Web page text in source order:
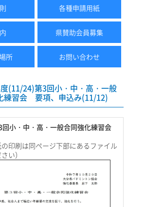
各種申請用紙
県賛助会員募集
所 お問い合わせ
(11/24)第3回小・中・高・一般
練習会 要項、申込み(11/12)
小・中・高・一般合同強化練習会
の印刷は同ページ下部にあるファイル
い）